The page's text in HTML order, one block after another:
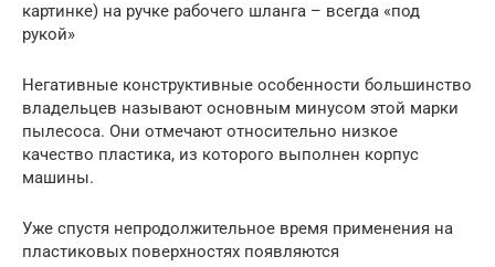
картинке) на ручке рабочего шланга – всегда «под
рукой»
Негативные конструктивные особенности большинство
владельцев называют основным минусом этой марки
пылесоса. Они отмечают относительно низкое
качество пластика, из которого выполнен корпус
машины.
Уже спустя непродолжительное время применения на
пластиковых поверхностях появляются